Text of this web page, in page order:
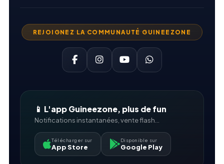
REJOIGNEZ LA COMMUNAUTÉ GUINEEZONE
📱 L'app Guineezone, plus de fun
Notifications instantanées, vente flash...
Télécharger sur
App Store
Disponible sur
Google Play